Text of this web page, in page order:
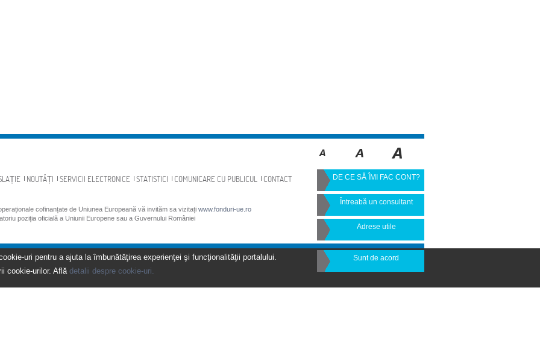
NOUTĂȚI SERVICII ELECTRONICE STATISTICI COMUNICARE CU PUBLICUL CONTACT
cofinanțate de Uniunea Europeană vă invităm sa vizitați www.fonduri-ue.ro
poziția oficială a Uniunii Europene sau a Guvernului României
DE CE SĂ ÎMI FAC CONT?
Întreabă un consultant
Adrese utile
uri pentru a ajuta la îmbunătăţirea experienţei şi funcţionalităţii portalului.
cookie-urilor. Află detalii despre cookie-uri.
Sunt de acord